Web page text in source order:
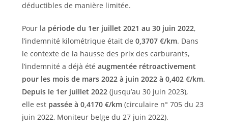
déductibles de manière limitée.
Pour la période du 1er juillet 2021 au 30 juin 2022,
l’indemnité kilométrique était de 0,3707 €/km. Dans
le contexte de la hausse des prix des carburants,
l’indemnité a déjà été augmentée rétroactivement
pour les mois de mars 2022 à juin 2022 à 0,402 €/km.
Depuis le 1er juillet 2022(jusqu’au 30 juin 2023),
elle est passée à 0,4170 €/km (circulaire n° 705 du 23
juin 2022, Moniteur belge du 27 juin 2022).